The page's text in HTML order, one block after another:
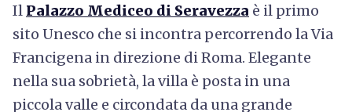
Il Palazzo Mediceo di Seravezza è il primo
sito Unesco che si incontra percorrendo la Via
Francigena in direzione di Roma. Elegante
nella sua sobrietà, la villa è posta in una
piccola valle e circondata da una grande